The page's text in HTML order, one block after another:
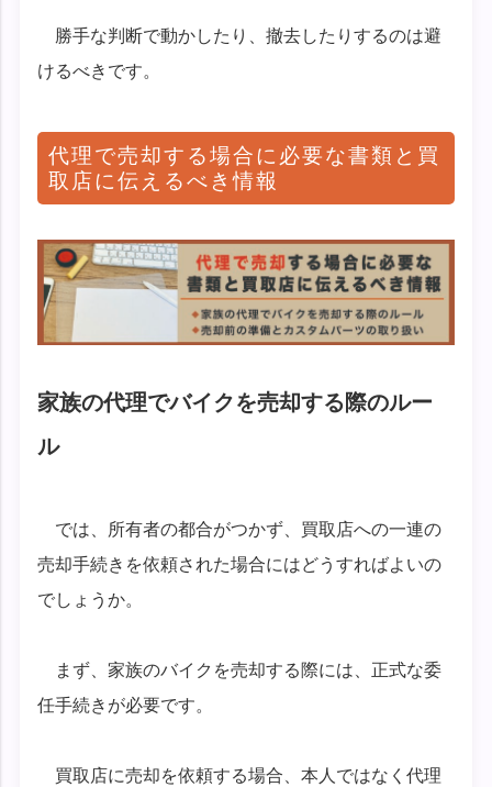
勝手な判断で動かしたり、撤去したりするのは避
けるべきです。
代理で売却する場合に必要な書類と買
取店に伝えるべき情報
家族の代理でバイクを売却する際のルー
ル
では、所有者の都合がつかず、買取店への一連の
売却手続きを依頼された場合にはどうすればよいの
でしょうか。
まず、家族のバイクを売却する際には、正式な委
任手続きが必要です。
買取店に売却を依頼する場合、本人ではなく代理